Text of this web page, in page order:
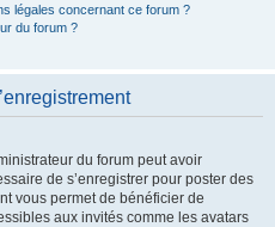
légales concernant ce forum ?
du forum ?
du forum peut avoir
de s’enregistrer pour poster des
vous permet de bénéficier de
aux invités comme les avatars